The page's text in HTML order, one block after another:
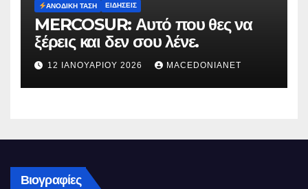
ΑΝΟΔΙΚΉ ΤΆΣΗ ΕΙΔΉΣΕΙΣ
MERCOSUR: Αυτό που θες να
ξέρεις και δεν σου λένε.
12 ΙΑΝΟΥΑΡΊΟΥ 2026 MACEDONIANET
Βιογραφίες